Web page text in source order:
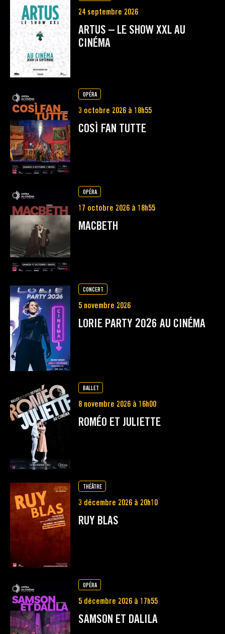
24 septembre 2026
ARTUS – LE SHOW XXL AU
CINÉMA
OPÉRA
3 octobre 2026 à 18h55
COSÌ FAN TUTTE
OPÉRA
17 octobre 2026 à 18h55
MACBETH
CONCERT
5 novembre 2026
LORIE PARTY 2026 AU CINÉMA
BALLET
8 novembre 2026 à 16h00
ROMÉO ET JULIETTE
THÉÂTRE
3 décembre 2026 à 20h10
RUY BLAS
OPÉRA
5 décembre 2026 à 17h55
SAMSON ET DALILA